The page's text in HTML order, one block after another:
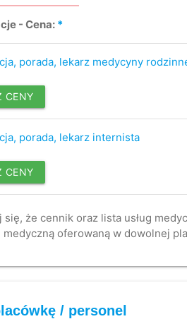
- Cena: *
porada, lekarz medycyny
CENY
porada, lekarz internista
CENY
się, że cennik oraz lista usług
medyczną oferowaną w dowolnej
/ personel